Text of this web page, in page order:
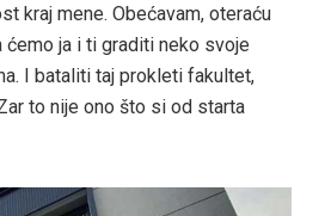
kraj mene. Obećavam, oteraću
ćemo ja i ti graditi neko svoje
I bataliti taj prokleti fakultet,
to nije ono što si od starta